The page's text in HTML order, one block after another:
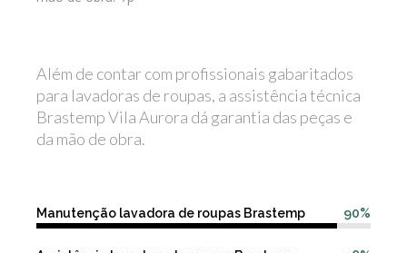
Além de contar com profissionais gabaritados
para lavadoras de roupas, a assistência técnica
Brastemp Vila Aurora dá garantia das peças e
da mão de obra.
90%
Manutenção lavadora de roupas Brastemp